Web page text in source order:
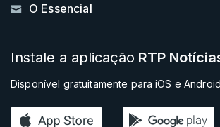
O Essencial
Instale a aplicação RTP
Disponível gratuitamente para iOS e Android